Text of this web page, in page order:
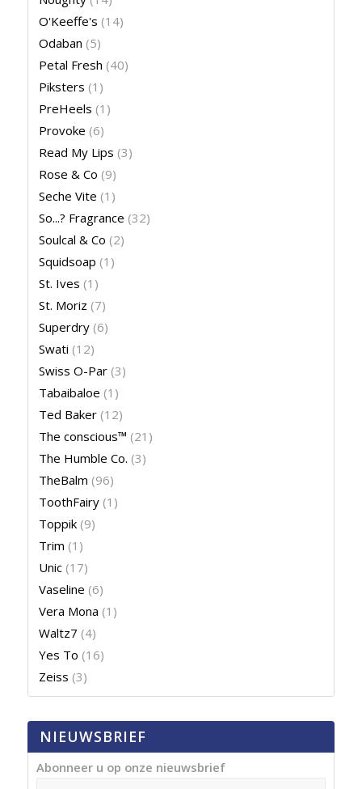
O'Keeffe's (14)
Odaban (5)
Petal Fresh (40)
Piksters (1)
PreHeels (1)
Provoke (6)
Read My Lips (3)
Rose & Co (9)
Seche Vite (1)
So...? Fragrance (32)
Soulcal & Co (2)
Squidsoap (1)
St. Ives (1)
St. Moriz (7)
Superdry (6)
Swati (12)
Swiss O-Par (3)
Tabaibaloe (1)
Ted Baker (12)
The conscious™ (21)
The Humble Co. (3)
TheBalm (96)
ToothFairy (1)
Toppik (9)
Trim (1)
Unic (17)
Vaseline (6)
Vera Mona (1)
Waltz7 (4)
Yes To (16)
Zeiss (3)
NIEUWSBRIEF
Abonneer u op onze nieuwsbrief